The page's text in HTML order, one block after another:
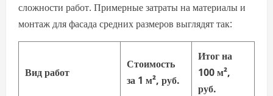
сложности работ. Примерные затраты на материалы и
монтаж для фасада средних размеров выглядят так:
Вид работ
Стоимость
за 1 м², руб.
Итог на
100 м²,
руб.